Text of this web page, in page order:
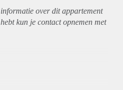
over ditappartement
kun je contact opnemen met